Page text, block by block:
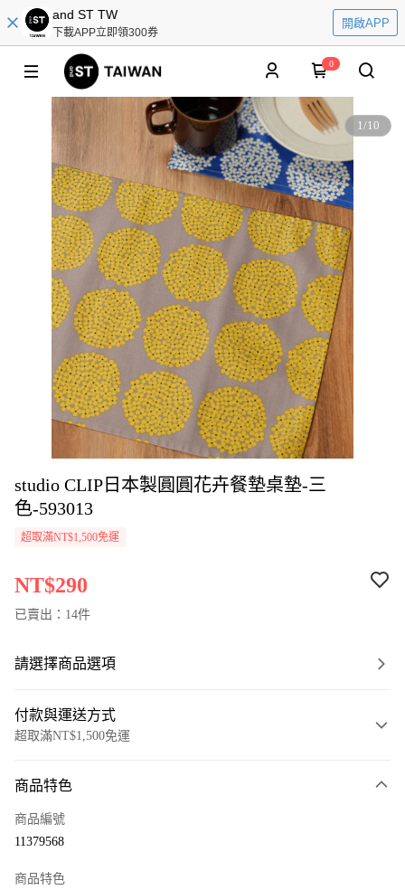
and ST TW
下載APP立即領300券
開啟APP
0
1/10
studio CLIP日本製圓圓花卉餐墊桌墊-三
色-593013
超取滿NT$1,500免運
NT$290
已賣出：14件
請選擇商品選項
付款與運送方式
超取滿NT$1,500免運
信用卡一次付款
商品特色
商品編號
11379568
商品特色